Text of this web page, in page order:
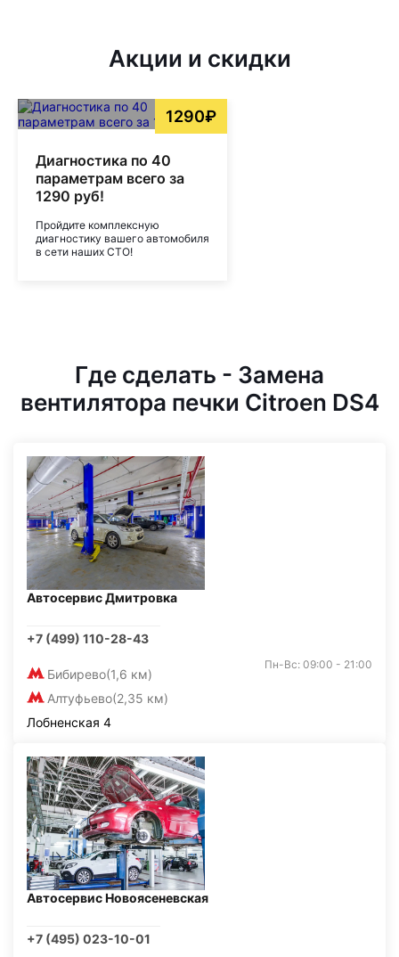
Акции и скидки
1290₽
Диагностика по 40
параметрам всего за
1290 руб!
Пройдите комплексную
диагностику вашего автомобиля
в сети наших СТО!
Где сделать - Замена
вентилятора печки Citroen DS4
Автосервис Дмитровка
+7 (499) 110-28-43
Бибирево(1,6 км)
Алтуфьево(2,35 км)
Пн-Вс: 09:00 - 21:00
Лобненская 4
Автосервис Новоясеневская
+7 (495) 023-10-01